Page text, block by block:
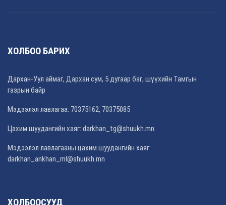
ХОЛБОО БАРИХ
Дархан-Уул аймаг, Дархан сум, 5 дугаар баг, шүүхийн Тамгын
газрын байр
Мэдээлэл лавлагаа: 70375162, 70375085
Цахим шуудангийн хаяг: darkhan_tg@shuukh.mn
Мэдээлэл лавлагааны цахим шуудангийн хаяг:
darkhan_ankhan_ml@shuukh.mn
ХОЛБООСУУД